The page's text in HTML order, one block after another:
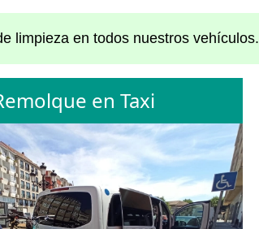
limpieza en todos nuestros vehículos.
en Taxi